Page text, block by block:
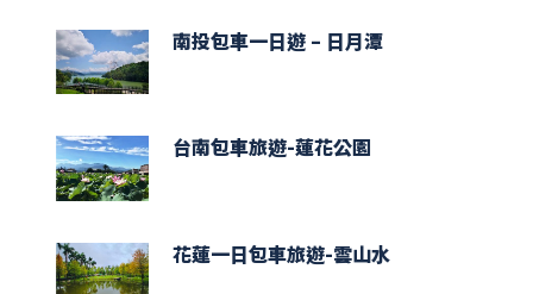
南投包車一日遊 – 日月潭
台南包車旅遊-蓮花公園
花蓮一日包車旅遊-雲山水